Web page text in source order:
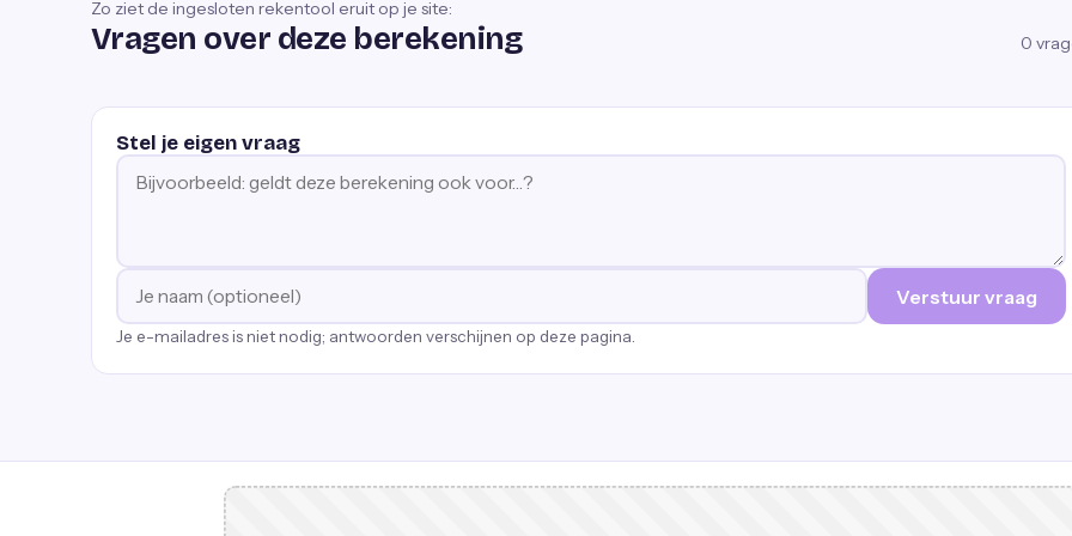
Zo ziet de ingesloten rekentool eruit op je site:
Vragen over deze berekening 0
Stel je eigen vraag
Verstuur vraag
Je e-mailadres is niet nodig; antwoorden verschijnen op deze pagina.